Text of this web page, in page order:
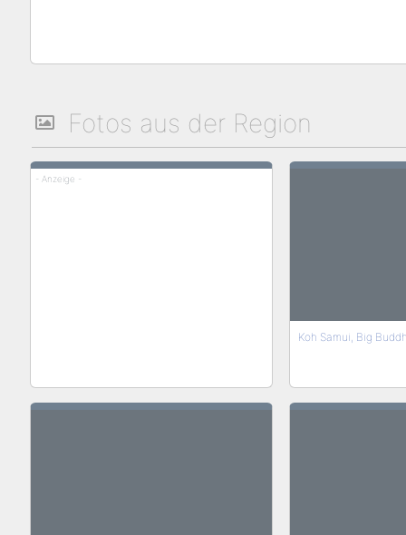
Fotos aus der Region
- Anzeige -
Koh Samui, Big